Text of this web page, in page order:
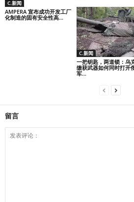
C.新闻
AMPERA 宣布成功开发工厂
化制造的固有安全性高...
C.新闻
一把钥匙，两道锁：乌
缴获武器如何同时打开
军...
留言